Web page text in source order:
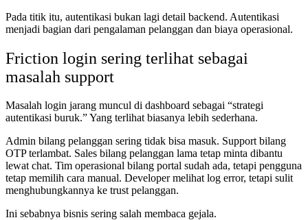
Pada titik itu, autentikasi bukan lagi detail backend. Autentikasi
menjadi bagian dari pengalaman pelanggan dan biaya operasional.
Friction login sering terlihat sebagai
masalah support
Masalah login jarang muncul di dashboard sebagai “strategi
autentikasi buruk.” Yang terlihat biasanya lebih sederhana.
Admin bilang pelanggan sering tidak bisa masuk. Support bilang
OTP terlambat. Sales bilang pelanggan lama tetap minta dibantu
lewat chat. Tim operasional bilang portal sudah ada, tetapi pengguna
tetap memilih cara manual. Developer melihat log error, tetapi sulit
menghubungkannya ke trust pelanggan.
Ini sebabnya bisnis sering salah membaca gejala.